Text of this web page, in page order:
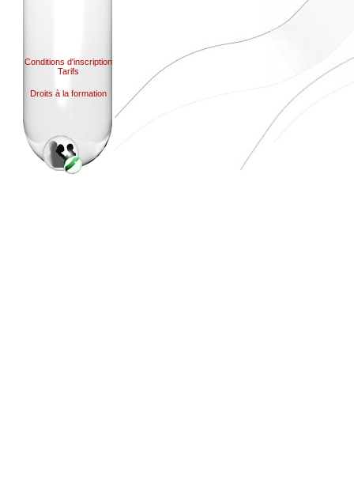
Conditions d'inscription
Tarifs
Droits à la formation